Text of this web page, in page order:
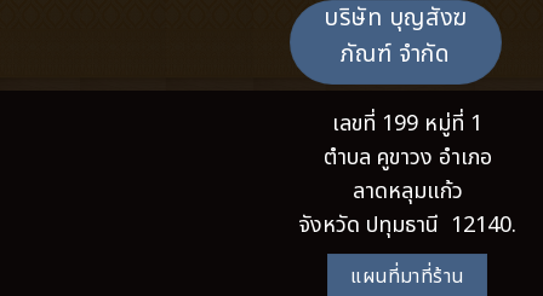
บริษัท บุญสังฆ
ภัณฑ์ จำกัด
เลขที่ 199 หมู่ที่ 1
ตำบล คูขาวง อำเภอ
ลาดหลุมแก้ว
จังหวัด ปทุมธานี 12140.
แผนที่มาที่ร้าน